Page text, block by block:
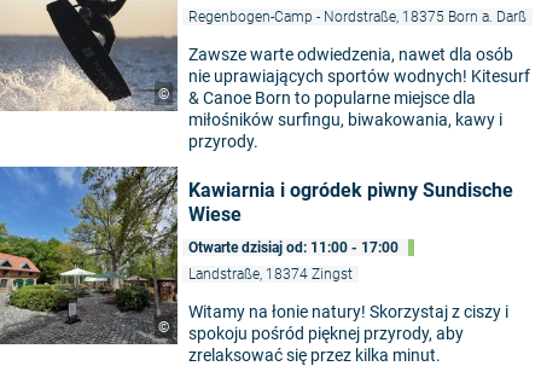
©
Regenbogen-Camp - Nordstraße, 18375 Born a. Darß
Zawsze warte odwiedzenia, nawet dla osób
nie uprawiających sportów wodnych! Kitesurf
& Canoe Born to popularne miejsce dla
miłośników surfingu, biwakowania, kawy i
przyrody.
©
Kawiarnia i ogródek piwny Sundische
Wiese
Otwarte dzisiaj od: 11:00 - 17:00
Landstraße, 18374 Zingst
Witamy na łonie natury! Skorzystaj z ciszy i
spokoju pośród pięknej przyrody, aby
zrelaksować się przez kilka minut.